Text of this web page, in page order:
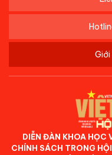
DIỄN ĐÀN KHOA HỌC
CHÍNH SÁCH TRONG